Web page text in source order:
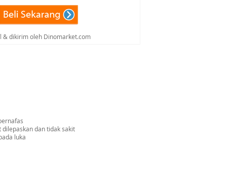
& dikirim oleh Dinomarket.com
dilepaskan dan tidak sakit
luka